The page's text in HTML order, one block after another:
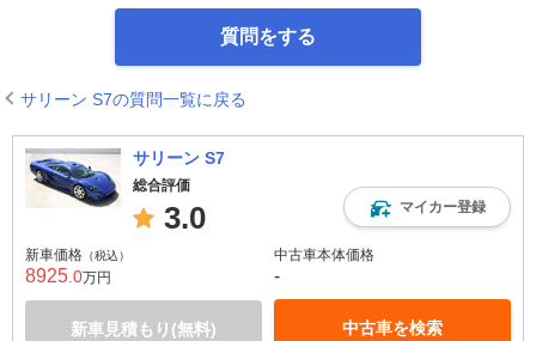
質問をする
サリーン S7の質問一覧に戻る
サリーン S7
総合評価
3.0 マイカー登録
新車価格 （税込）
8925 .0万円
新車見積もり(無料)
中古車本体価格
-
中古車を検索